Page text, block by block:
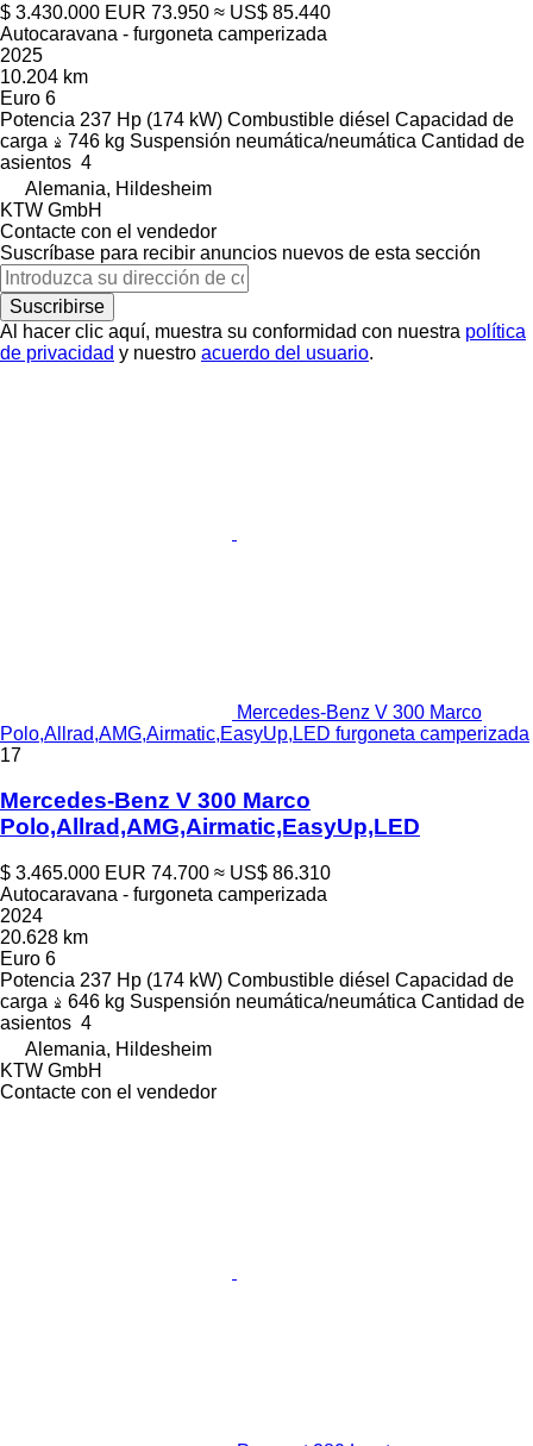
$ 3.430.000 EUR 73.950 ≈ US$ 85.440
Autocaravana - furgoneta camperizada
2025
10.204 km
Euro 6
Potencia 237 Hp (174 kW) Combustible diésel Capacidad de
carga
746 kg Suspensión neumática/neumática Cantidad de
asientos 4
Alemania, Hildesheim
KTW GmbH
Contacte con el vendedor
Suscríbase para recibir anuncios nuevos de esta sección
Suscribirse
Al hacer clic aquí, muestra su conformidad con nuestra política
de privacidad y nuestro acuerdo del usuario.
Mercedes-Benz V 300 Marco
Polo,Allrad,AMG,Airmatic,EasyUp,LED furgoneta camperizada
17
Mercedes-Benz V 300 Marco
Polo,Allrad,AMG,Airmatic,EasyUp,LED
$ 3.465.000 EUR 74.700 ≈ US$ 86.310
Autocaravana - furgoneta camperizada
2024
20.628 km
Euro 6
Potencia 237 Hp (174 kW) Combustible diésel Capacidad de
carga
646 kg Suspensión neumática/neumática Cantidad de
asientos 4
Alemania, Hildesheim
KTW GmbH
Contacte con el vendedor